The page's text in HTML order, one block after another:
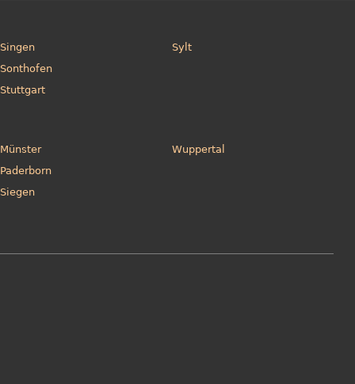
Singen
Sonthofen
Stuttgart
Sylt
Münster
Paderborn
Siegen
Wuppertal